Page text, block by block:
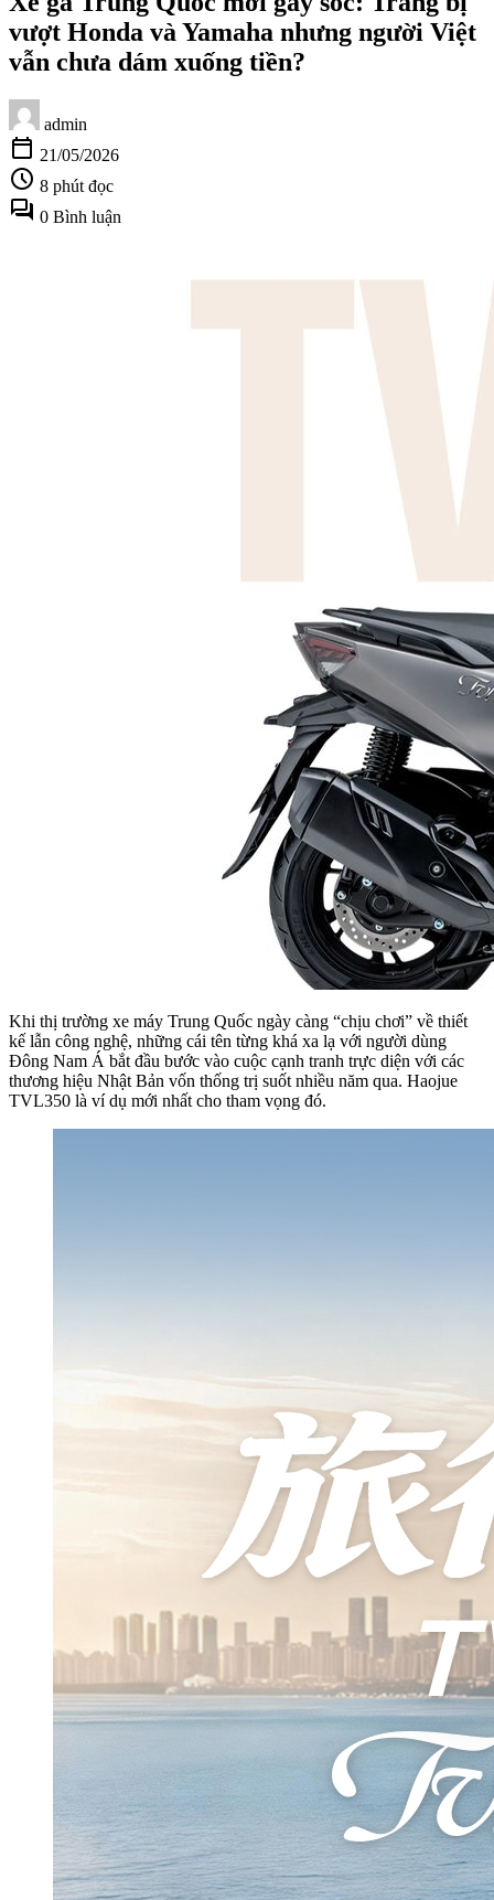
vượt Honda và Yamaha nhưng người Việt
vẫn chưa dám xuống tiền?
admin
calendar_today 21/05/2026
schedule 8 phút đọc
forum 0 Bình luận
Khi thị trường xe máy Trung Quốc ngày càng “chịu chơi” về thiết
kế lẫn công nghệ, những cái tên từng khá xa lạ với người dùng
Đông Nam Á bắt đầu bước vào cuộc cạnh tranh trực diện với các
thương hiệu Nhật Bản vốn thống trị suốt nhiều năm qua. Haojue
TVL350 là ví dụ mới nhất cho tham vọng đó.